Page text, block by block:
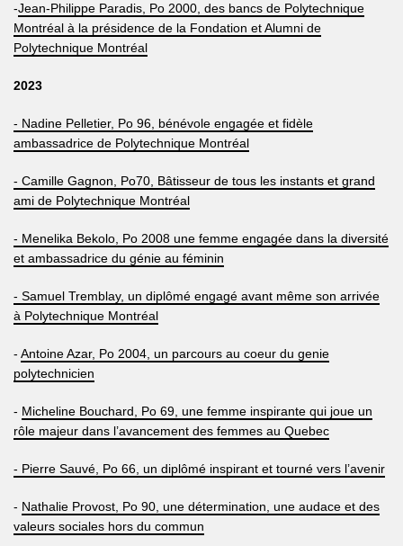
-Jean-Philippe Paradis, Po 2000, des bancs de Polytechnique
Montréal à la présidence de la Fondation et Alumni de
Polytechnique Montréal
2023
- Nadine Pelletier, Po 96, bénévole engagée et fidèle
ambassadrice de Polytechnique Montréal
- Camille Gagnon, Po70, Bâtisseur de tous les instants et grand
ami de Polytechnique Montréal
- Menelika Bekolo, Po 2008 une femme engagée dans la diversité
et ambassadrice du génie au féminin
- Samuel Tremblay, un diplômé engagé avant même son arrivée
à Polytechnique Montréal
- Antoine Azar, Po 2004, un parcours au coeur du genie
polytechnicien
- Micheline Bouchard, Po 69, une femme inspirante qui joue un
rôle majeur dans l’avancement des femmes au Quebec
- Pierre Sauvé, Po 66, un diplômé inspirant et tourné vers l’avenir
- Nathalie Provost, Po 90, une détermination, une audace et des
valeurs sociales hors du commun